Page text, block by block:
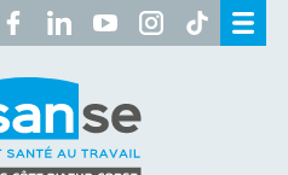
Retrouvez-nous sur Facebook
Retrouvez-nous sur
Retrouvez-nous sur
Retrouvez-